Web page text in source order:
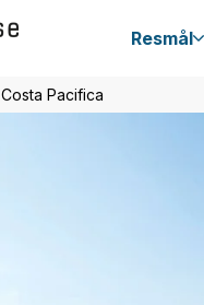
Resmål
Costa Pacifica